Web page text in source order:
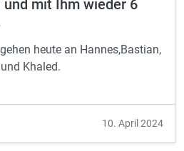
und mit Ihm wieder 6
heute an Hannes,Bastian,
Khaled.
10. April 2024